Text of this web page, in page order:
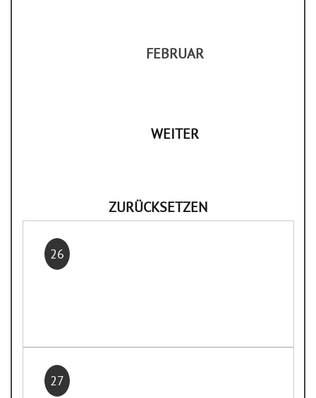
FEBRUAR
WEITER
ZURÜCKSETZEN
26
27